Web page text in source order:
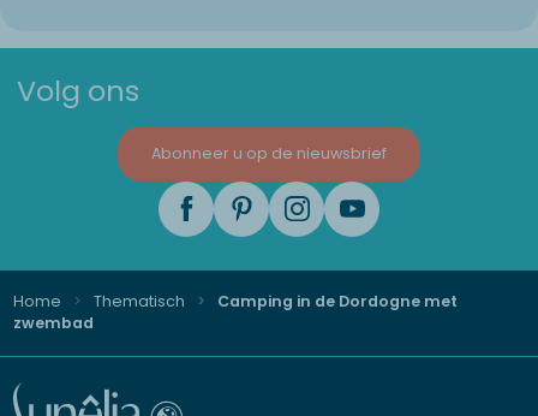
Volg ons
Abonneer u op de nieuwsbrief
Home Thematisch
Camping in de Dordogne met
zwembad